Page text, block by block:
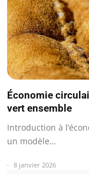
Économie
vert ensemble
Introduction à
un modèle…
8 janvier 2026